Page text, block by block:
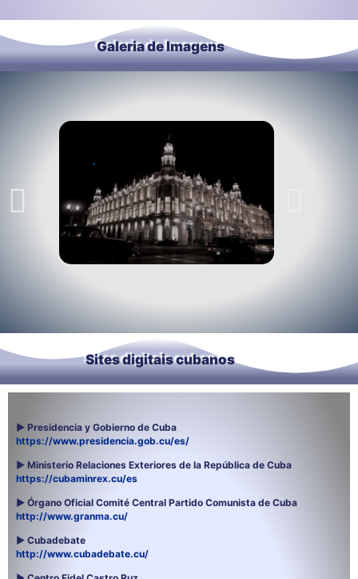
Galeria de Imagens
Sites digitais cubanos
► Presidencia y Gobierno de Cuba
https://www.presidencia.gob.cu/es/
► Ministerio Relaciones Exteriores de la República de Cuba
https://cubaminrex.cu/es
► Órgano Oficial Comité Central Partido Comunista de Cuba
http://www.granma.cu/
► Cubadebate
http://www.cubadebate.cu/